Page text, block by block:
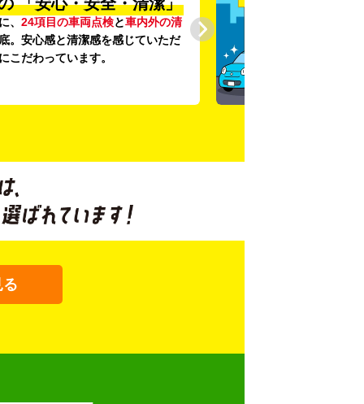
、 24項目の車両点検と車内外の清
。安心感と清潔感を感じていただ
こだわっています。